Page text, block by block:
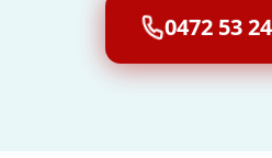
0472 53